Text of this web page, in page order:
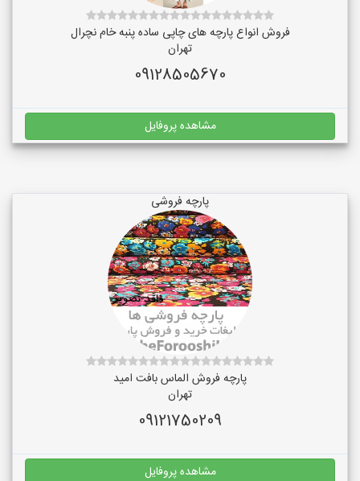
فروش انواع پارچه های چاپی ساده پنبه خام نچرال
تهران
09128505670
مشاهده پروفایل
پارچه فروشی
پارچه فروش الماس بافت امید
تهران
09121750209
مشاهده پروفایل